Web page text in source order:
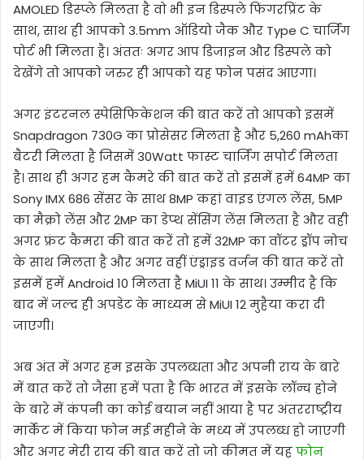
AMOLED डिस्प्ले मिलता है वो भी इन डिस्पले फिंगरप्रिंट के
साथ, साथ ही आपको 3.5mm ऑडियो जैक और Type C चार्जिंग
पोर्ट भी मिलता है। अंततः अगर आप डिजाइन और डिस्पले को
देखेंगे तो आपको जरुर ही आपको यह फोन पसंद आएगा।
अगर इंटरनल स्पेसिफिकेशन की बात करें तो आपको इसमें
Snapdragon 730G का प्रोसेसर मिलता है और 5,260 mAhका
बैटरी मिलता है जिसमें 30Watt फास्ट चार्जिंग सपोर्ट मिलता
है। साथ ही अगर हम कैमरे की बात करें तो इसमें हमें 64MP का
Sony IMX 686 सेंसर के साथ 8MP कहां वाइड एंगल लेंस, 5MP
का मैक्रो लेंस और 2MP का डेप्थ सेंसिंग लेंस मिलता है और वही
अगर फ्रंट कैमरा की बात करें तो हमें 32MP का वॉटर ड्रॉप नोच
के साथ मिलता है और अगर वहीं एंड्राइड वर्जन की बात करें तो
इसमें हमें Android 10 मिलता है MiUI 11 के साथ। उम्मीद है कि
बाद में जल्द ही अपडेट के माध्यम से MiUI 12 मुहैया करा दी
जाएगी।
अब अंत में अगर हम इसके उपलब्धता और अपनी राय के बारे
में बात करें तो जैसा हमें पता है कि भारत में इसके लॉन्च होने
के बारे में कंपनी का कोई बयान नहीं आया है पर अंतरराष्ट्रीय
मार्केट में किया फोन मई महीने के मध्य में उपलब्ध हो जाएगी
और अगर मेरी राय की बात करें तो जो कीमत में यहफोन